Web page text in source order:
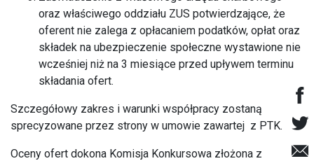
oraz właściwego oddziału ZUS potwierdzające, że
oferent nie zalega z opłacaniem podatków, opłat oraz
składek na ubezpieczenie społeczne wystawione nie
wcześniej niż na 3 miesiące przed upływem terminu
składania ofert.
Szczegółowy zakres i warunki współpracy zostaną
sprecyzowane przez strony w umowie zawartej z PTK.
Oceny ofert dokona Komisja Konkursowa złożona z